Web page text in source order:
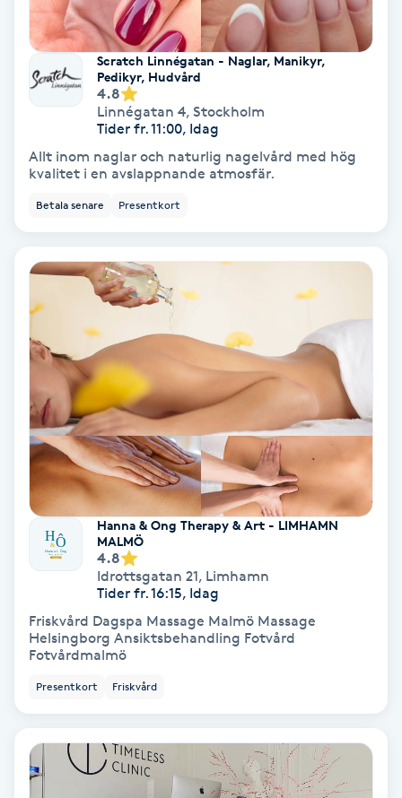
Skoinlägg
Skägg
Skäggfärgning
Skäggklippning
Skönhet
Slingor
Sockring
Spa
Spa manikyr & pedikyr
Spa-manikyr
Spa-pedikyr
Spraytan
Svensk massage
Scratch Linnégatan - Naglar, Manikyr,
Pedikyr, Hudvård
4.8
Linnégatan 4, Stockholm
Tider fr. 11:00, Idag
Allt inom naglar och naturlig nagelvård med hög
kvalitet i en avslappnande atmosfär.
Betala senare Presentkort
Hanna & Ong Therapy & Art - LIMHAMN
MALMÖ
4.8
Idrottsgatan 21, Limhamn
Tider fr. 16:15, Idag
Friskvård Dagspa Massage Malmö Massage
Helsingborg Ansiktsbehandling Fotvård
Fotvårdmalmö
Presentkort Friskvård